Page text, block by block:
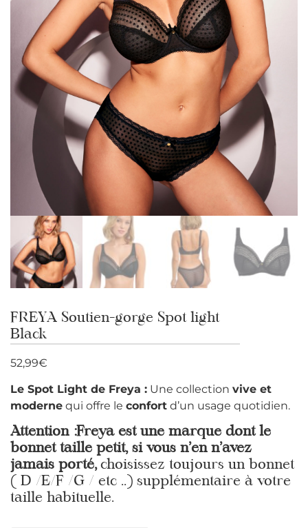
FREYA Soutien-gorge Spot light
Black
52,99€
Le Spot Light de Freya : Une collection vive et
moderne qui offre le confort d’un usage quotidien.
Attention :Freya est une marque dont le
bonnet taille petit, si vous n’en n’avez
jamais porté, choisissez toujours un bonnet
( D /E/F /G / etc ..) supplémentaire à votre
taille habituelle.